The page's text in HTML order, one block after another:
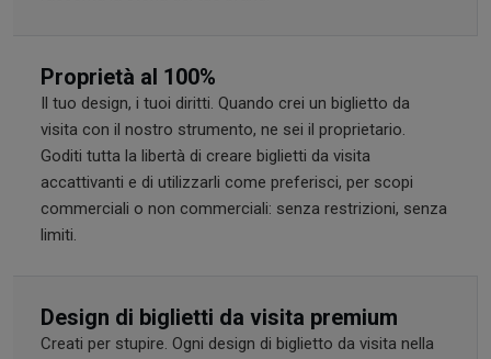
Proprietà al 100%
Il tuo design, i tuoi diritti. Quando crei un biglietto da
visita con il nostro strumento, ne sei il proprietario.
Goditi tutta la libertà di creare biglietti da visita
accattivanti e di utilizzarli come preferisci, per scopi
commerciali o non commerciali: senza restrizioni, senza
limiti.
Design di biglietti da visita premium
Creati per stupire. Ogni design di biglietto da visita nella